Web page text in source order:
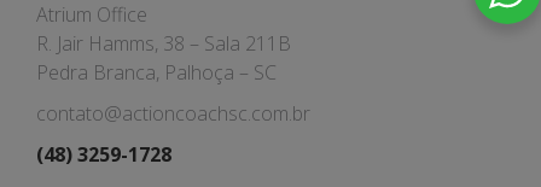
Atrium Office
R. Jair Hamms, 38 – Sala 211B
Pedra Branca, Palhoça – SC
contato@actioncoachsc.com.br
(48) 3259-1728